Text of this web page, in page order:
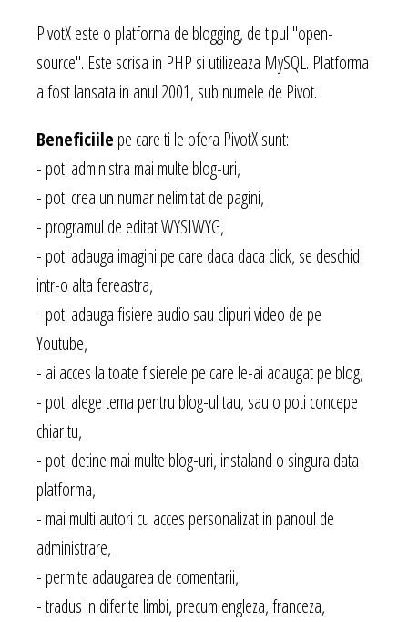
PivotX este o platforma de blogging, de tipul "open-
source". Este scrisa in PHP si utilizeaza MySQL. Platforma
a fost lansata in anul 2001, sub numele de Pivot.
Beneficiile pe care ti le ofera PivotX sunt:
- poti administra mai multe blog-uri,
- poti crea un numar nelimitat de pagini,
- programul de editat WYSIWYG,
- poti adauga imagini pe care daca daca click, se deschid
intr-o alta fereastra,
- poti adauga fisiere audio sau clipuri video de pe
Youtube,
- ai acces la toate fisierele pe care le-ai adaugat pe blog,
- poti alege tema pentru blog-ul tau, sau o poti concepe
chiar tu,
- poti detine mai multe blog-uri, instaland o singura data
platforma,
- mai multi autori cu acces personalizat in panoul de
administrare,
- permite adaugarea de comentarii,
- tradus in diferite limbi, precum engleza, franceza,